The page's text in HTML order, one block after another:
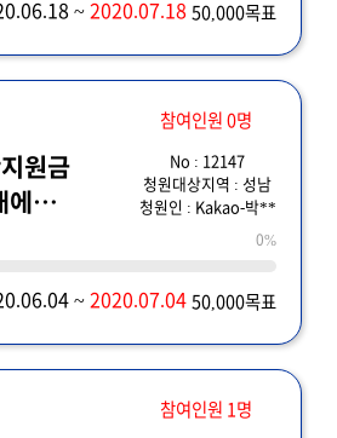
~2020.07.18 50,000목표
참여인원 0명
원금
No : 12147
청원대상지역 : 성남
청원인 : Kakao-박**
0%
~2020.07.04 50,000목표
참여인원 1명